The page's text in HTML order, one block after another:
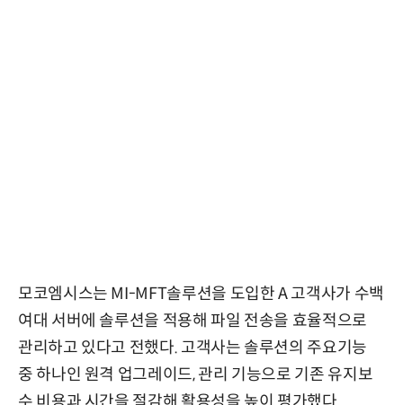
모코엠시스는 MI-MFT솔루션을 도입한 A 고객사가 수백
여대 서버에 솔루션을 적용해 파일 전송을 효율적으로
관리하고 있다고 전했다. 고객사는 솔루션의 주요기능
중 하나인 원격 업그레이드, 관리 기능으로 기존 유지보